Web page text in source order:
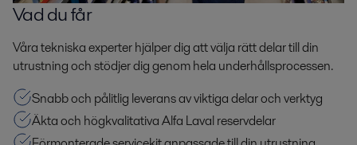
Vad du får
Våra tekniska experter hjälper dig att välja rätt delar till din
utrustning och stödjer dig genom hela underhållsprocessen.
Snabb och pålitlig leverans av viktiga delar och verktyg
Äkta och högkvalitativa Alfa Laval reservdelar